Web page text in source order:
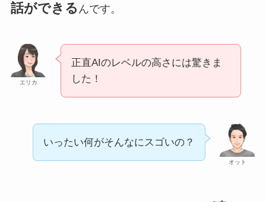
話ができる んです。
エリカ
正直AIのレベルの高さには驚きま
した！
オット
いったい何がそんなにスゴいの？